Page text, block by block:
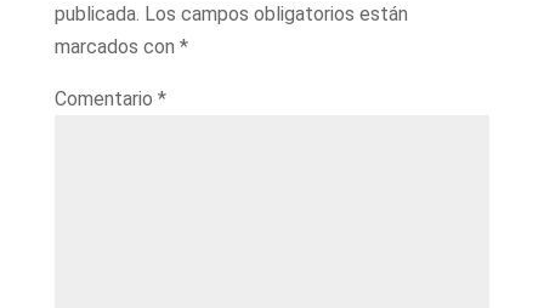
publicada. Los campos obligatorios están
marcados con *
Comentario *